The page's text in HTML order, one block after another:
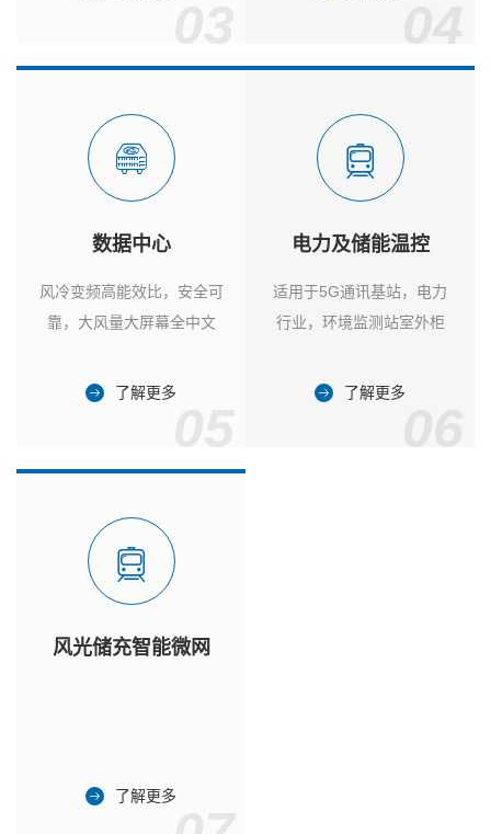
数据中心
风冷变频高能效比，安全可
靠，大风量大屏幕全中文
了解更多
电力及储能温控
适用于5G通讯基站，电力
行业，环境监测站室外柜
了解更多
风光储充智能微网
了解更多